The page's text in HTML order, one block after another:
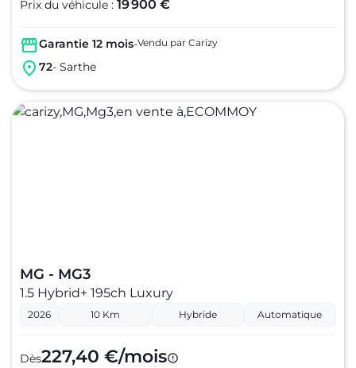
Prix du véhicule : 19 900 €
Garantie 12 mois-Vendu par Carizy
72- Sarthe
MG - MG3
1.5 Hybrid+ 195ch Luxury
2026 10 Km Hybride Automatique
Dès227,40 €/mois